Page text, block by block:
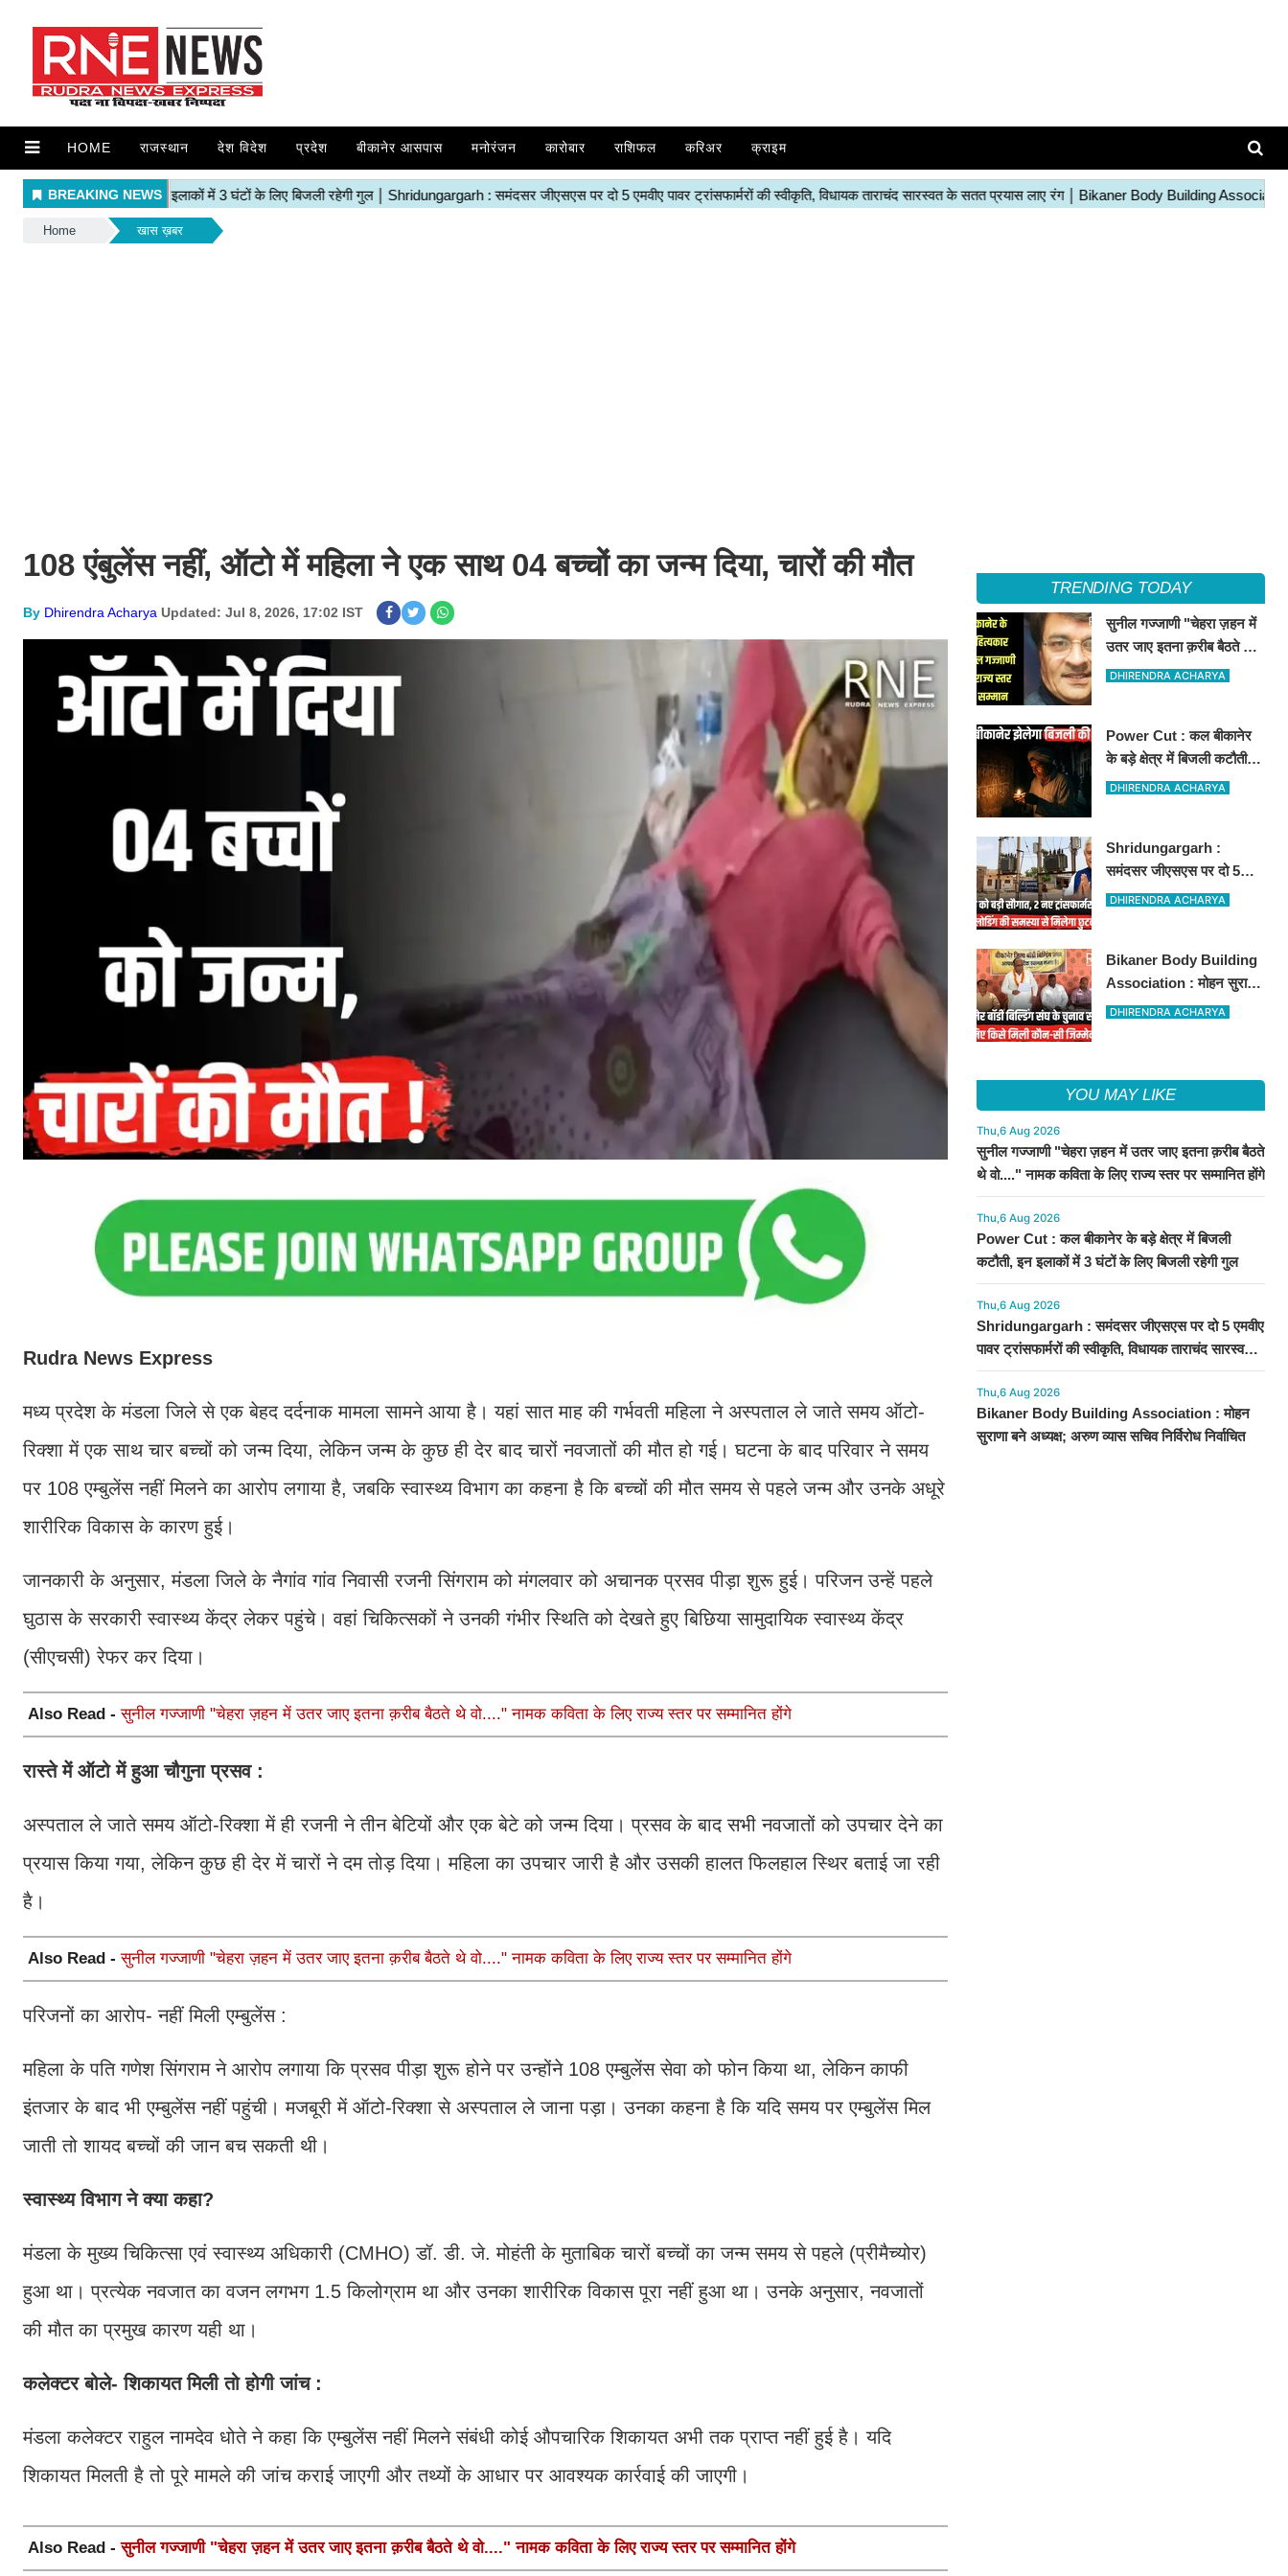
HOME राजस्थान देश विदेश प्रदेश बीकानेर आसपास मनोरंजन कारोबार राशिफल करिअर क्राइम
Home खास ख़बर
108 एंबुलेंस नहीं, ऑटो में महिला ने एक साथ 04 बच्चों का जन्म दिया, चारों की मौत
By Dhirendra Acharya Updated: Jul 8, 2026, 17:02 IST
Rudra News Express
मध्य प्रदेश के मंडला जिले से एक बेहद दर्दनाक मामला सामने आया है। यहां सात माह की गर्भवती महिला ने अस्पताल ले जाते समय ऑटो-
रिक्शा में एक साथ चार बच्चों को जन्म दिया, लेकिन जन्म के कुछ ही देर बाद चारों नवजातों की मौत हो गई। घटना के बाद परिवार ने समय
पर 108 एम्बुलेंस नहीं मिलने का आरोप लगाया है, जबकि स्वास्थ्य विभाग का कहना है कि बच्चों की मौत समय से पहले जन्म और उनके अधूरे
शारीरिक विकास के कारण हुई।
जानकारी के अनुसार, मंडला जिले के नैगांव गांव निवासी रजनी सिंगराम को मंगलवार को अचानक प्रसव पीड़ा शुरू हुई। परिजन उन्हें पहले
घुठास के सरकारी स्वास्थ्य केंद्र लेकर पहुंचे। वहां चिकित्सकों ने उनकी गंभीर स्थिति को देखते हुए बिछिया सामुदायिक स्वास्थ्य केंद्र
(सीएचसी) रेफर कर दिया।
Also Read -सुनील गज्जाणी "चेहरा ज़हन में उतर जाए इतना क़रीब बैठते थे वो...." नामक कविता के लिए राज्य स्तर पर सम्मानित होंगे
रास्ते में ऑटो में हुआ चौगुना प्रसव :
अस्पताल ले जाते समय ऑटो-रिक्शा में ही रजनी ने तीन बेटियों और एक बेटे को जन्म दिया। प्रसव के बाद सभी नवजातों को उपचार देने का
प्रयास किया गया, लेकिन कुछ ही देर में चारों ने दम तोड़ दिया। महिला का उपचार जारी है और उसकी हालत फिलहाल स्थिर बताई जा रही
है।
Also Read -सुनील गज्जाणी "चेहरा ज़हन में उतर जाए इतना क़रीब बैठते थे वो...." नामक कविता के लिए राज्य स्तर पर सम्मानित होंगे
परिजनों का आरोप- नहीं मिली एम्बुलेंस :
महिला के पति गणेश सिंगराम ने आरोप लगाया कि प्रसव पीड़ा शुरू होने पर उन्होंने 108 एम्बुलेंस सेवा को फोन किया था, लेकिन काफी
इंतजार के बाद भी एम्बुलेंस नहीं पहुंची। मजबूरी में ऑटो-रिक्शा से अस्पताल ले जाना पड़ा। उनका कहना है कि यदि समय पर एम्बुलेंस मिल
जाती तो शायद बच्चों की जान बच सकती थी।
स्वास्थ्य विभाग ने क्या कहा?
मंडला के मुख्य चिकित्सा एवं स्वास्थ्य अधिकारी (CMHO) डॉ. डी. जे. मोहंती के मुताबिक चारों बच्चों का जन्म समय से पहले (प्रीमैच्योर)
हुआ था। प्रत्येक नवजात का वजन लगभग 1.5 किलोग्राम था और उनका शारीरिक विकास पूरा नहीं हुआ था। उनके अनुसार, नवजातों
की मौत का प्रमुख कारण यही था।
कलेक्टर बोले- शिकायत मिली तो होगी जांच :
मंडला कलेक्टर राहुल नामदेव धोते ने कहा कि एम्बुलेंस नहीं मिलने संबंधी कोई औपचारिक शिकायत अभी तक प्राप्त नहीं हुई है। यदि
शिकायत मिलती है तो पूरे मामले की जांच कराई जाएगी और तथ्यों के आधार पर आवश्यक कार्रवाई की जाएगी।
Also Read -सुनील गज्जाणी "चेहरा ज़हन में उतर जाए इतना क़रीब बैठते थे वो...." नामक कविता के लिए राज्य स्तर पर सम्मानित होंगे
TRENDING TODAY
सुनील गज्जाणी "चेहरा ज़हन में
उतर जाए इतना क़रीब बैठते थे
वो...." नामक कविता के लिए
DHIRENDRA ACHARYA
Power Cut : कल बीकानेर
के बड़े क्षेत्र में बिजली कटौती,
इन इलाकों में 3 घंटों के लिए
DHIRENDRA ACHARYA
Shridungargarh :
समंदसर जीएसएस पर दो 5
एमवीए पावर ट्रांसफार्मरों की
रंग
DHIRENDRA ACHARYA
Bikaner Body Building
Association : मोहन सुराणा
बने अध्यक्ष; अरुण व्यास सचिव
DHIRENDRA ACHARYA
YOU MAY LIKE
Thu,6 Aug 2026
सुनील गज्जाणी "चेहरा ज़हन में उतर जाए इतना क़रीब बैठते
थे वो...." नामक कविता के लिए राज्य स्तर पर सम्मानित होंगे
Thu,6 Aug 2026
Power Cut : कल बीकानेर के बड़े क्षेत्र में बिजली
कटौती, इन इलाकों में 3 घंटों के लिए बिजली रहेगी गुल
Thu,6 Aug 2026
Shridungargarh : समंदसर जीएसएस पर दो 5 एमवीए
पावर ट्रांसफार्मरों की स्वीकृति, विधायक ताराचंद सारस्वत
के सतत प्रयास लाए रंग
Thu,6 Aug 2026
Bikaner Body Building Association : मोहन
सुराणा बने अध्यक्ष; अरुण व्यास सचिव निर्विरोध निर्वाचित